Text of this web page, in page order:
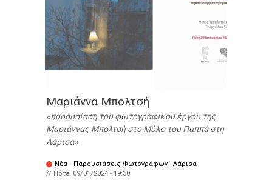
Μαριάννα Μπολτσή
παρουσίαση του φωτογραφικού έργου της
Μαριάννας Μπολτσή στο Μύλο του Παππά στη
Λάρισα
Νέα · Παρουσιάσεις Φωτογράφων · Λάρισα
// Πότε: 09/01/2024 - 19:30